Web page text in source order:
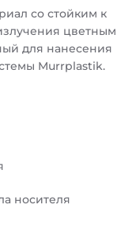
со стойким к
цветным
для нанесения
Murrplastik.
носителя